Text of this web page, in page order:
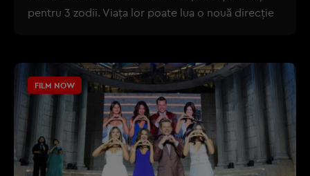
pentru 3 zodii. Viața lor poate lua o nouă direcție
FILM NOW